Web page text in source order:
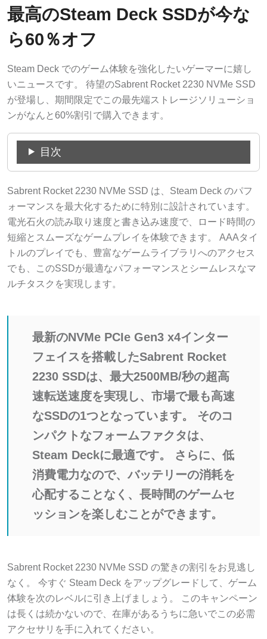
最高のSteam Deck SSDが今な
ら60％オフ
Steam Deck でのゲーム体験を強化したいゲーマーに嬉し
いニュースです。 待望のSabrent Rocket 2230 NVMe SSD
が登場し、期間限定でこの最先端ストレージソリューショ
ンがなんと60%割引で購入できます。
目次
Sabrent Rocket 2230 NVMe SSD は、Steam Deck のパフ
ォーマンスを最大化するために特別に設計されています。
電光石火の読み取り速度と書き込み速度で、ロード時間の
短縮とスムーズなゲームプレイを体験できます。 AAAタイ
トルのプレイでも、豊富なゲームライブラリへのアクセス
でも、このSSDが最適なパフォーマンスとシームレスなマ
ルチタスクを実現します。
最新のNVMe PCIe Gen3 x4インター
フェイスを搭載したSabrent Rocket
2230 SSDは、最大2500MB/秒の超高
速転送速度を実現し、市場で最も高速
なSSDの1つとなっています。 そのコ
ンパクトなフォームファクタは、
Steam Deckに最適です。 さらに、低
消費電力なので、バッテリーの消耗を
心配することなく、長時間のゲームセ
ッションを楽しむことができます。
Sabrent Rocket 2230 NVMe SSD の驚きの割引をお見逃し
なく。 今すぐ Steam Deck をアップグレードして、ゲーム
体験を次のレベルに引き上げましょう。 このキャンペーン
は長くは続かないので、在庫があるうちに急いでこの必需
アクセサリを手に入れてください。